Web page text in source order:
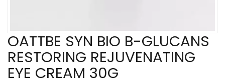
OATTBE SYN BIO B-GLUCANS
RESTORING REJUVENATING
EYE CREAM 30G